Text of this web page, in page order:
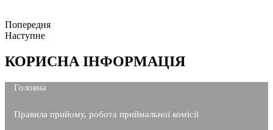
Попередня
Наступне
КОРИСНА ІНФОРМАЦІЯ
Головна
Правила прийому, робота приймальної комісії